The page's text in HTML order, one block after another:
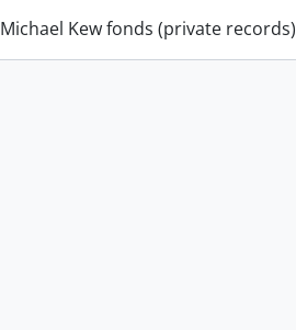
Michael Kew fonds (private records)